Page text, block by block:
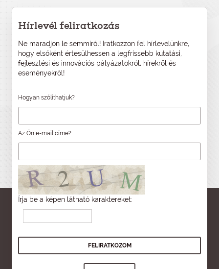
Hírlevél feliratkozás
Ne maradjon le semmiről! Iratkozzon fel hírlevelünkre,
hogy elsőként értesülhessen a legfrissebb kutatási,
fejlesztési és innovációs pályázatokról, hírekről és
eseményekről!
Hogyan szólíthatjuk?
Az Ön e-mail címe?
Írja be a képen látható karaktereket: